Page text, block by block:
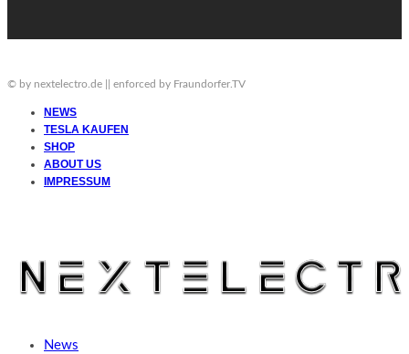
© by nextelectro.de || enforced by Fraundorfer.TV
NEWS
TESLA KAUFEN
SHOP
ABOUT US
IMPRESSUM
News